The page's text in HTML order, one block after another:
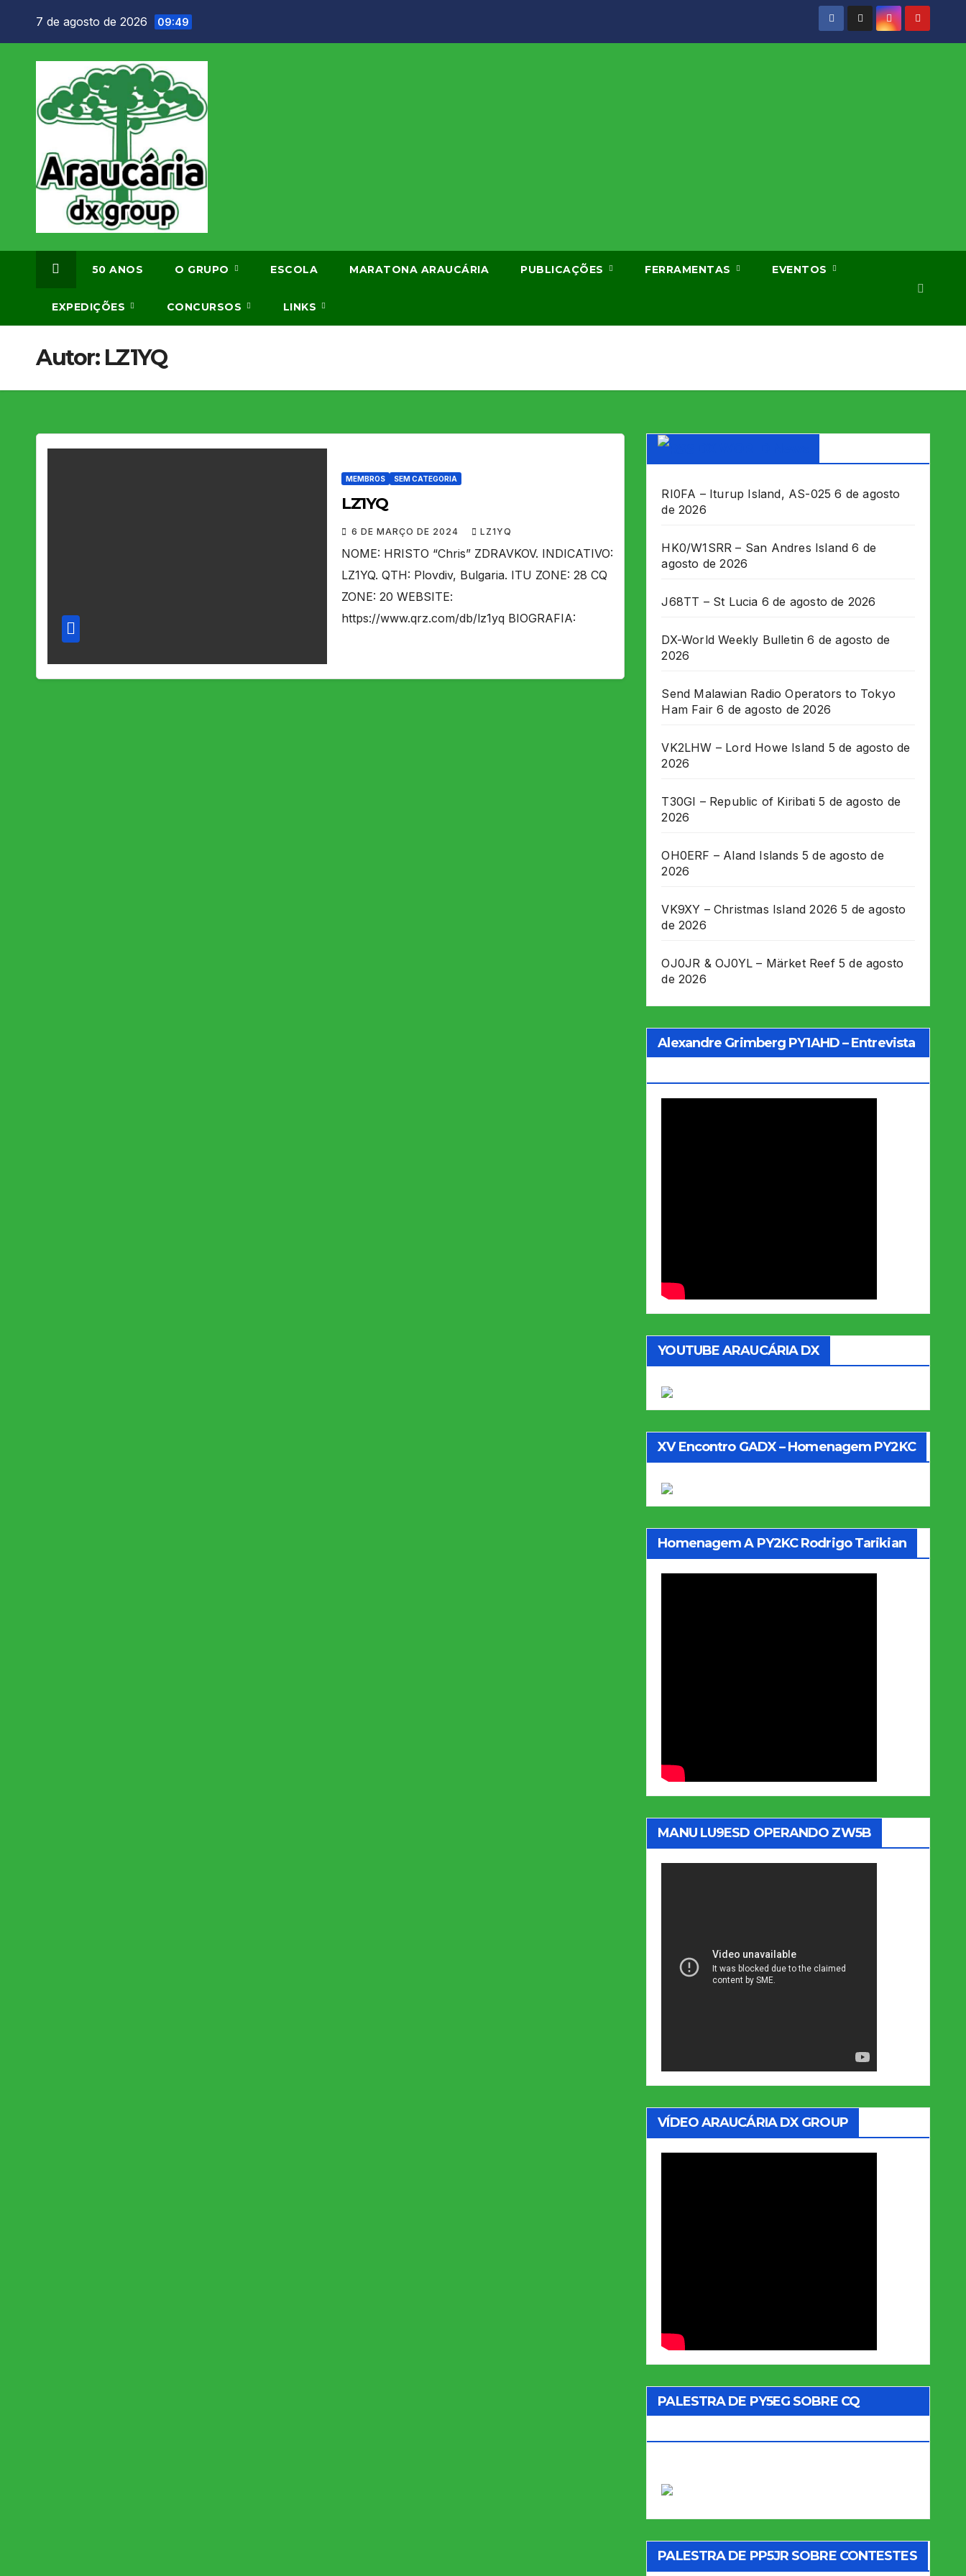
7 de agosto de 2026 09:49
50 ANOS O GRUPO ESCOLA MARATONA ARAUCÁRIA PUBLICAÇÕES FERRAMENTAS EVENTOS
EXPEDIÇÕES CONCURSOS LINKS
Autor: LZ1YQ
MEMBROS SEM CATEGORIA
LZ1YQ
6 DE MARÇO DE 2024 LZ1YQ
NOME: HRISTO “Chris” ZDRAVKOV. INDICATIVO:
LZ1YQ. QTH: Plovdiv, Bulgaria. ITU ZONE: 28 CQ
ZONE: 20 WEBSITE:
https://www.qrz.com/db/lz1yq BIOGRAFIA:
RI0FA – Iturup Island, AS-025 6 de agosto
de 2026
HK0/W1SRR – San Andres Island 6 de
agosto de 2026
J68TT – St Lucia 6 de agosto de 2026
DX-World Weekly Bulletin 6 de agosto de
2026
Send Malawian Radio Operators to Tokyo
Ham Fair 6 de agosto de 2026
VK2LHW – Lord Howe Island 5 de agosto de
2026
T30GI – Republic of Kiribati 5 de agosto de
2026
OH0ERF – Aland Islands 5 de agosto de
2026
VK9XY – Christmas Island 2026 5 de agosto
de 2026
OJ0JR & OJ0YL – Märket Reef 5 de agosto
de 2026
Alexandre Grimberg PY1AHD – Entrevista
YOUTUBE ARAUCÁRIA DX
XV Encontro GADX – Homenagem PY2KC
Homenagem A PY2KC Rodrigo Tarikian
MANU LU9ESD OPERANDO ZW5B
VÍDEO ARAUCÁRIA DX GROUP
PALESTRA DE PY5EG SOBRE CQ
PALESTRA DE PP5JR SOBRE CONTESTES